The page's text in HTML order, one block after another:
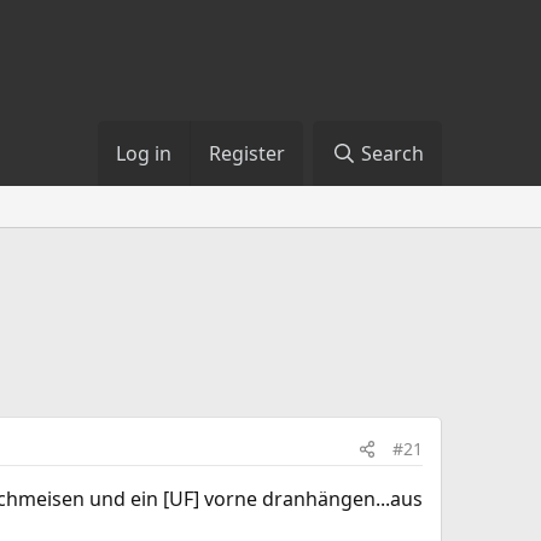
Log in Register Search
#21
und ein [UF] vorne dranhängen...aus